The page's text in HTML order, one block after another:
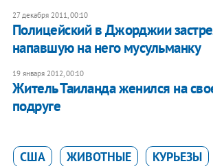
27 декабря 2011, 00:10
Полицейский в Джорджии
напавшую на него мусульманку
19 января 2012, 00:10
Житель Таиланда женился на
подруге
США ЖИВОТНЫЕ КУРЬЕЗЫ